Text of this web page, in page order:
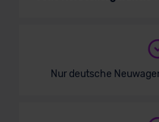
Nur deutsche